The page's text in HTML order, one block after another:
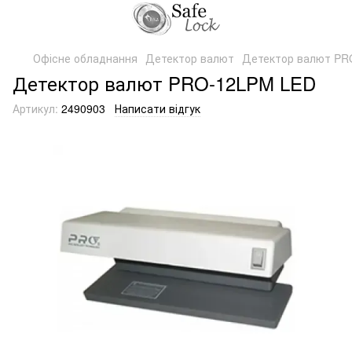
Офісне обладнання Детектор валют Детектор валют
Детектор валют PRO-12LPM LED
Артикул: 2490903 Написати відгук